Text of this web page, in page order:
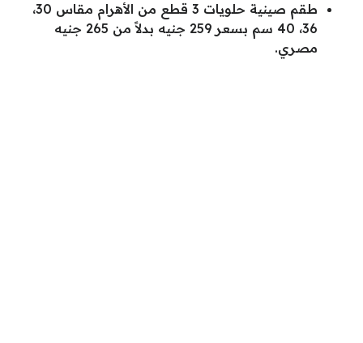
طقم صينية حلويات 3 قطع من الأهرام مقاس 30،
36، 40 سم بسعر 259 جنيه بدلاً من 265 جنيه
مصري.